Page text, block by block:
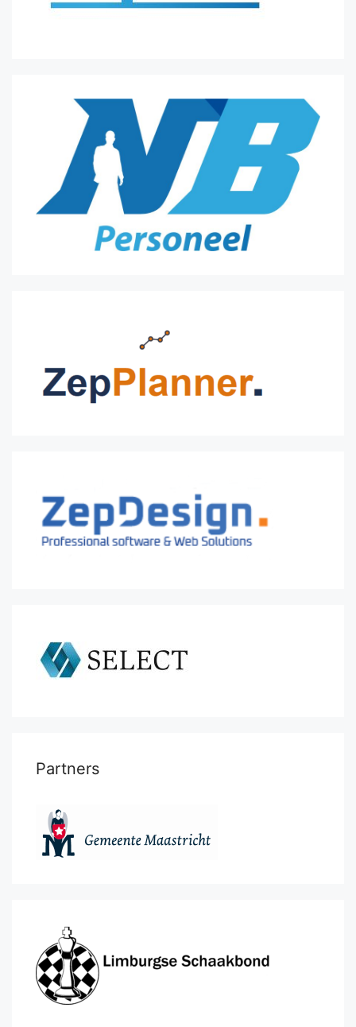
Partners